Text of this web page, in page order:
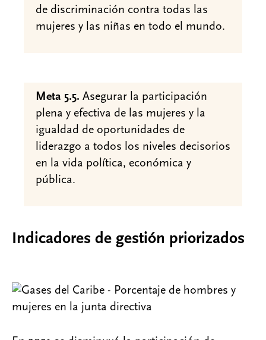
de discriminación contra todas las
mujeres y las niñas en todo el mundo.
Meta 5.5. Asegurar la participación
plena y efectiva de las mujeres y la
igualdad de oportunidades de
liderazgo a todos los niveles decisorios
en la vida política, económica y
pública.
Indicadores de gestión priorizados